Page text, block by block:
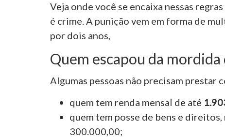
Veja onde você se encaixa nessas
é crime. A punição vem em forma de
por dois anos,
Quem escapou da
Algumas pessoas não precisam prestar
quem tem renda mensal de até
quem tem posse de bens e
300.000,00;